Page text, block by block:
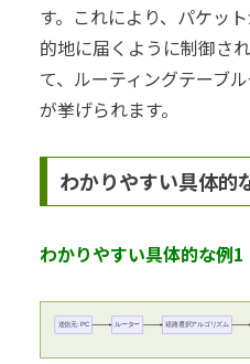
す。これにより、パケッ
的地に届くように制御され
て、ルーティングテーブ
が挙げられます。
わかりやすい具体的
わかりやすい具体的な例1
送信元: PC ルーター 経路選択アルゴリズム